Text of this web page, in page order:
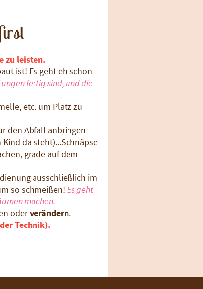
zu leisten.
ist! Es geht eh schon
fertig sind, und die
etc. um Platz zu
den Abfall anbringen
da steht)...Schnäpse
grade auf dem
ausschließlich im
so schmeißen! Es geht
machen.
oderverändern.
Technik).